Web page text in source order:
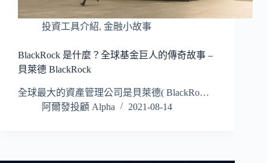
投資工具介紹, 金融小故事
BlackRock 是什麼？全球基金巨人的傳奇故事 –
貝萊德 BlackRock
全球最大的資產管理公司是貝萊德( BlackRo…
阿爾發投顧 Alpha
2021-08-14